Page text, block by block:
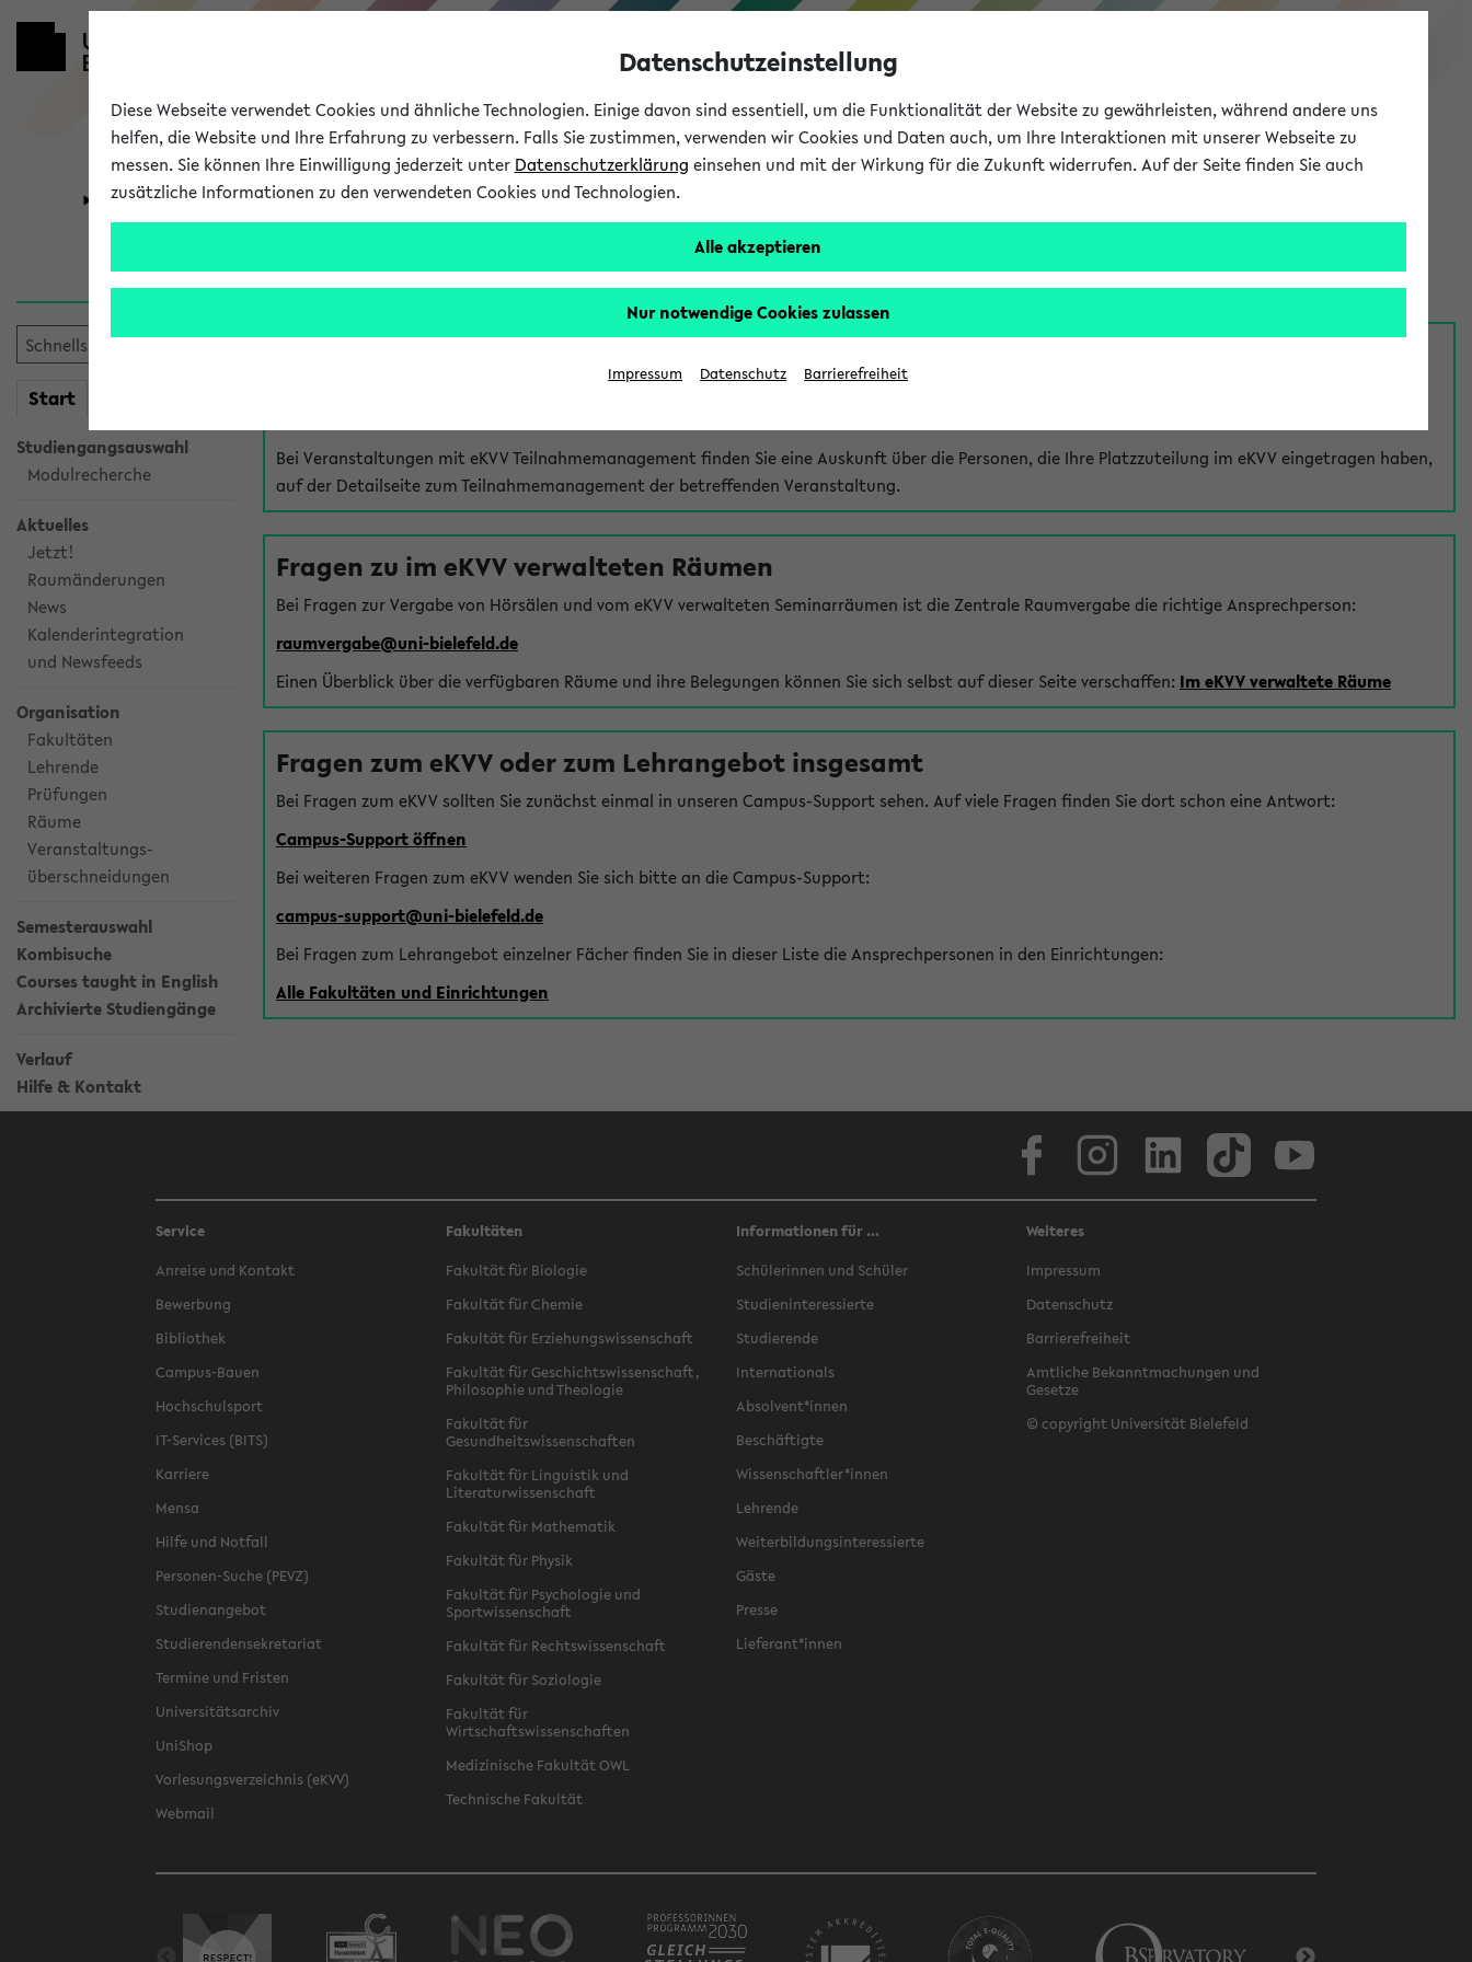
eKVV
Universität Forschung Studium
Start
Studiengangsauswahl
Modulrecherche
Aktuelles
Jetzt!
Raumänderungen
News
Kalenderintegration
und Newsfeeds
Organisation
Fakultäten
Lehrende
Prüfungen
Räume
Veranstaltungs-
überschneidungen
Semesterauswahl
Kombisuche
Courses taught in English
Archivierte Studiengänge
Verlauf
Hilfe & Kontakt
Hilfe & Kontakt
Bei Veranstaltungen mit eKVV Teilnahmemanagement finden Sie eine Auskunft über die Personen, die Ihre Platzzuteilung im eKVV eingetragen haben,
auf der Detailseite zum Teilnahmemanagement der betreffenden Veranstaltung.
Fragen zu im eKVV verwalteten Räumen
Bei Fragen zur Vergabe von Hörsälen und vom eKVV verwalteten Seminarräumen ist die Zentrale Raumvergabe die richtige Ansprechperson:
raumvergabe@uni-bielefeld.de
Einen Überblick über die verfügbaren Räume und ihre Belegungen können Sie sich selbst auf dieser Seite verschaffen: Im eKVV verwaltete Räume
Fragen zum eKVV oder zum Lehrangebot insgesamt
Bei Fragen zum eKVV sollten Sie zunächst einmal in unseren Campus-Support sehen. Auf viele Fragen finden Sie dort schon eine Antwort:
Campus-Support öffnen
Bei weiteren Fragen zum eKVV wenden Sie sich bitte an die Campus-Support:
campus-support@uni-bielefeld.de
Bei Fragen zum Lehrangebot einzelner Fächer finden Sie in dieser Liste die Ansprechpersonen in den Einrichtungen:
Alle Fakultäten und Einrichtungen
Service
Anreise und Kontakt
Bewerbung
Bibliothek
Campus-Bauen
Hochschulsport
IT-Services (BITS)
Karriere
Mensa
Hilfe und Notfall
Personen-Suche (PEVZ)
Studienangebot
Studierendensekretariat
Termine und Fristen
Universitätsarchiv
UniShop
Vorlesungsverzeichnis (eKVV)
Webmail
Fakultäten
Fakultät für Biologie
Fakultät für Chemie
Fakultät für Erziehungswissenschaft
Fakultät für Geschichtswissenschaft,
Philosophie und Theologie
Fakultät für
Gesundheitswissenschaften
Fakultät für Linguistik und
Literaturwissenschaft
Fakultät für Mathematik
Fakultät für Physik
Fakultät für Psychologie und
Sportwissenschaft
Fakultät für Rechtswissenschaft
Fakultät für Soziologie
Fakultät für
Wirtschaftswissenschaften
Medizinische Fakultät OWL
Technische Fakultät
Informationen für ...
Schülerinnen und Schüler
Studieninteressierte
Studierende
Internationals
Absolvent*innen
Beschäftigte
Wissenschaftler*innen
Lehrende
Weiterbildungsinteressierte
Gäste
Presse
Lieferant*innen
Weiteres
Impressum
Datenschutz
Barrierefreiheit
Amtliche Bekanntmachungen und
Gesetze
© copyright Universität Bielefeld
Datenschutzeinstellung
Diese Webseite verwendet Cookies und ähnliche Technologien. Einige davon sind essentiell, um die Funktionalität der Website zu gewährleisten, während andere uns
helfen, die Website und Ihre Erfahrung zu verbessern. Falls Sie zustimmen, verwenden wir Cookies und Daten auch, um Ihre Interaktionen mit unserer Webseite zu
messen. Sie können Ihre Einwilligung jederzeit unter Datenschutzerklärung einsehen und mit der Wirkung für die Zukunft widerrufen. Auf der Seite finden Sie auch
zusätzliche Informationen zu den verwendeten Cookies und Technologien.
Alle akzeptieren
Nur notwendige Cookies zulassen
Impressum Datenschutz Barrierefreiheit